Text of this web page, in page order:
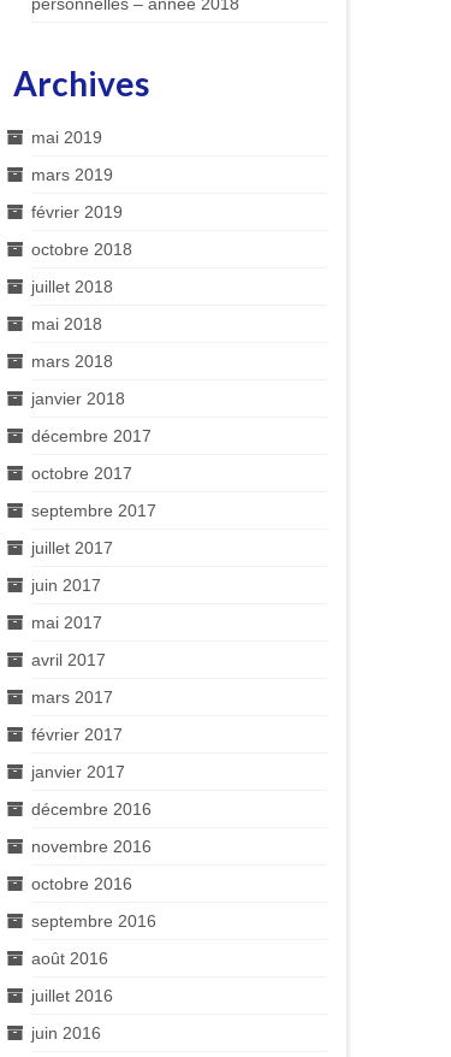
personnelles – année 2018
Archives
mai 2019
mars 2019
février 2019
octobre 2018
juillet 2018
mai 2018
mars 2018
janvier 2018
décembre 2017
octobre 2017
septembre 2017
juillet 2017
juin 2017
mai 2017
avril 2017
mars 2017
février 2017
janvier 2017
décembre 2016
novembre 2016
octobre 2016
septembre 2016
août 2016
juillet 2016
juin 2016